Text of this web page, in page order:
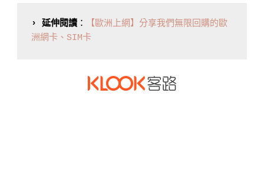
› 延伸閱讀 ：
【歐洲上網】分享我們無限回購的歐
洲網卡、SIM卡